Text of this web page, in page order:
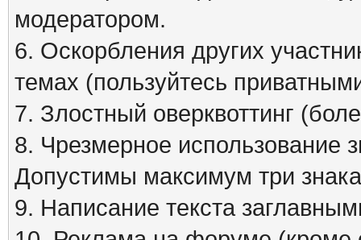
модератором.
6. Оскорбления других
темах (пользуйтесь
7. Злостный оверквоттинг
8. Чрезмерное использование
Допустимы максимум три
9. Написание текста